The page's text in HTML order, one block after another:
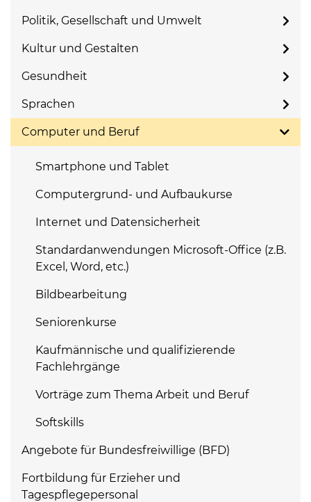
Politik, Gesellschaft und Umwelt
Kultur und Gestalten
Gesundheit
Sprachen
Computer und Beruf
Smartphone und Tablet
Computergrund- und Aufbaukurse
Internet und Datensicherheit
Standardanwendungen Microsoft-Office (z.B.
Excel, Word, etc.)
Bildbearbeitung
Seniorenkurse
Kaufmännische und qualifizierende
Fachlehrgänge
Vorträge zum Thema Arbeit und Beruf
Softskills
Angebote für Bundesfreiwillige (BFD)
Fortbildung für Erzieher und
Tagespflegepersonal